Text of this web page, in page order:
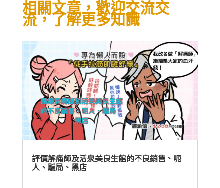
相關文章，歡迎交流交
流，了解更多知識
評價解痛師及活泉美良生館的不良銷售、呃
人、騙局、黑店